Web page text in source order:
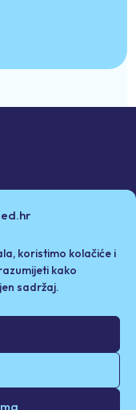
koristimo kolačiće i
kako
sadržaj.
Iza Algomeda
korištenja
pridržana.